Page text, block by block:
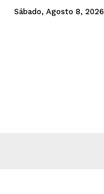
Sábado, Agosto 8, 2026